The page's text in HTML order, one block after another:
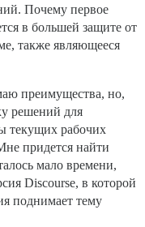
Почему первое
в большей защите от
также являющееся
преимущества, но,
решений для
текущих рабочих
придется найти
мало времени,
Discourse, в которой
поднимает тему